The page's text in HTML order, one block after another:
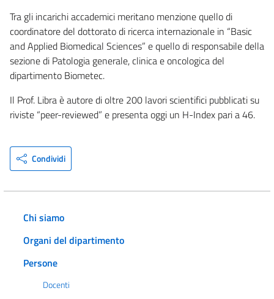
Tra gli incarichi accademici meritano menzione quello di
coordinatore del dottorato di ricerca internazionale in “Basic
and Applied Biomedical Sciences” e quello di responsabile della
sezione di Patologia generale, clinica e oncologica del
dipartimento Biometec.
Il Prof. Libra è autore di oltre 200 lavori scientifici pubblicati su
riviste “peer-reviewed” e presenta oggi un H-Index pari a 46.
Condividi
Chi siamo
Organi del dipartimento
Persone
Docenti